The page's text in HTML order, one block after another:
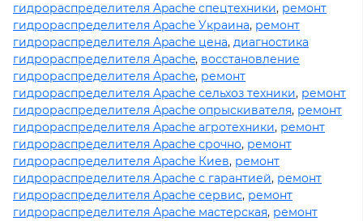
гидрораспределителя Apache спецтехники, ремонт
гидрораспределителя Apache Украина, ремонт
гидрораспределителя Apache цена, диагностика
гидрораспределителя Apache, восстановление
гидрораспределителя Apache, ремонт
гидрораспределителя Apache сельхоз техники, ремонт
гидрораспределителя Apache опрыскивателя, ремонт
гидрораспределителя Apache агротехники, ремонт
гидрораспределителя Apache срочно, ремонт
гидрораспределителя Apache Киев, ремонт
гидрораспределителя Apache с гарантией, ремонт
гидрораспределителя Apache сервис, ремонт
гидрораспределителя Apache мастерская, ремонт